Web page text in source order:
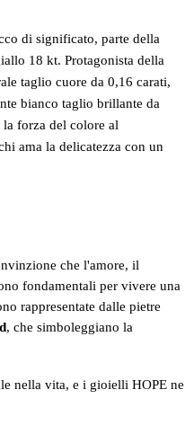
di significato, parte della
18 kt. Protagonista della
taglio cuore da 0,16 carati,
bianco taglio brillante da
forza del colore al
ama la delicatezza con un
che l'amore, il
fondamentali per vivere una
rappresentate dalle pietre
, che simboleggiano la
nella vita, e i gioielli HOPE ne